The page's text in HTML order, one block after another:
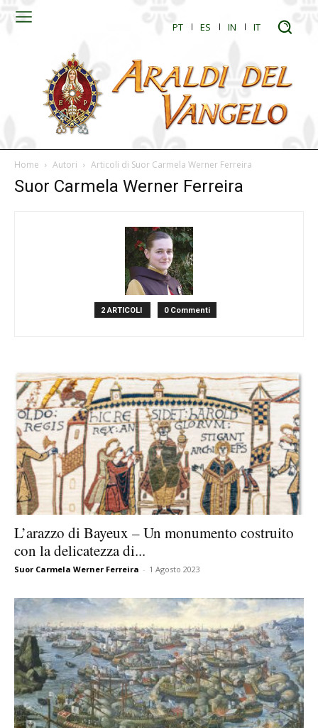
PT ES IN IT
Home Autori Articoli di Suor Carmela Werner Ferreira
Suor Carmela Werner Ferreira
2 ARTICOLI 0 Commenti
L’arazzo di Bayeux – Un monumento costruito
con la delicatezza di...
Suor Carmela Werner Ferreira - 1 Agosto 2023